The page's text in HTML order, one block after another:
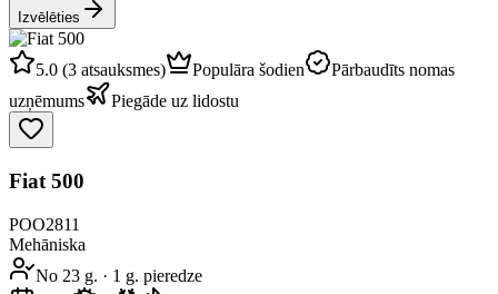
Izvēlēties
5.0 (3 atsauksmes) Populāra šodien
Pārbaudīts nomas
uzņēmums
Piegāde uz lidostu
Fiat 500
POO2811
Mehāniska
No 23 g. · 1 g. pieredze